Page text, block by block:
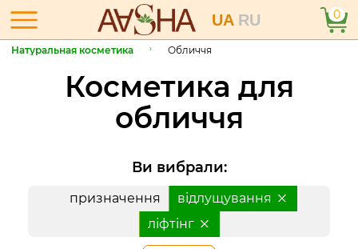
UA RU 0
Натуральная косметика Обличчя
Косметика для
обличчя
Ви вибрали:
призначення
відлущування
ліфтінг